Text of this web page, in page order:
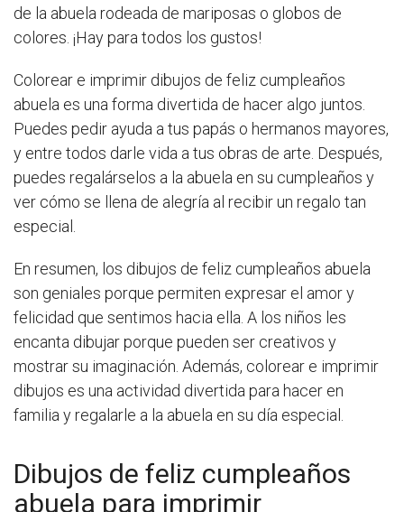
de la abuela rodeada de mariposas o globos de
colores. ¡Hay para todos los gustos!
Colorear e imprimir dibujos de feliz cumpleaños
abuela es una forma divertida de hacer algo juntos.
Puedes pedir ayuda a tus papás o hermanos mayores,
y entre todos darle vida a tus obras de arte. Después,
puedes regalárselos a la abuela en su cumpleaños y
ver cómo se llena de alegría al recibir un regalo tan
especial.
En resumen, los dibujos de feliz cumpleaños abuela
son geniales porque permiten expresar el amor y
felicidad que sentimos hacia ella. A los niños les
encanta dibujar porque pueden ser creativos y
mostrar su imaginación. Además, colorear e imprimir
dibujos es una actividad divertida para hacer en
familia y regalarle a la abuela en su día especial.
Dibujos de feliz cumpleaños
abuela para imprimir